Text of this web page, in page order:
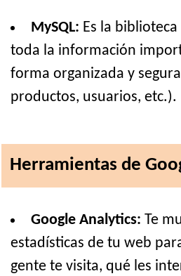
MySQL: Es la
toda la información
forma organizada y
productos, usuarios, etc.).
Herramientas de
Google Analytics: Te
estadísticas de tu web
gente te visita, qué les